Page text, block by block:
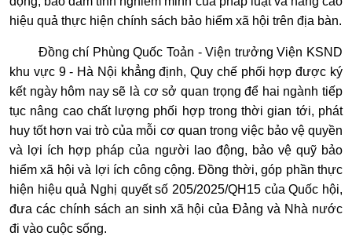
hiệu quả thực hiện chính sách bảo hiểm xã hội trên địa bàn.
Đồng chí Phùng Quốc Toản - Viện trưởng Viện KSND
khu vực 9 - Hà Nội khẳng định, Quy chế phối hợp được ký
kết ngày hôm nay sẽ là cơ sở quan trọng để hai ngành tiếp
tục nâng cao chất lượng phối hợp trong thời gian tới, phát
huy tốt hơn vai trò của mỗi cơ quan trong việc bảo vệ quyền
và lợi ích hợp pháp của người lao động, bảo vệ quỹ bảo
hiểm xã hội và lợi ích công cộng. Đồng thời, góp phần thực
hiện hiệu quả Nghị quyết số 205/2025/QH15 của Quốc hội,
đưa các chính sách an sinh xã hội của Đảng và Nhà nước
đi vào cuộc sống.